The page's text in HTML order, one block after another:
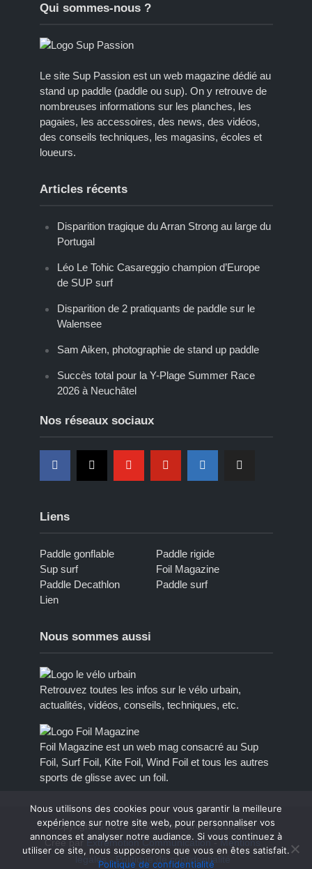
Qui sommes-nous ?
Le site Sup Passion est un web magazine dédié au
stand up paddle (paddle ou sup). On y retrouve de
nombreuses informations sur les planches, les
pagaies, les accessoires, des news, des vidéos,
des conseils techniques, les magasins, écoles et
loueurs.
Articles récents
Disparition tragique du Arran Strong au large du
Portugal
Léo Le Tohic Casareggio champion d’Europe
de SUP surf
Disparition de 2 pratiquants de paddle sur le
Walensee
Sam Aiken, photographie de stand up paddle
Succès total pour la Y-Plage Summer Race
2026 à Neuchâtel
Nos réseaux sociaux
Liens
Paddle gonflable
Paddle rigide
Sup surf
Foil Magazine
Paddle Decathlon
Paddle surf
Lien
Nous sommes aussi
Retrouvez toutes les infos sur le vélo urbain,
actualités, vidéos, conseils, techniques, etc.
Foil Magazine est un web mag consacré au Sup
Foil, Surf Foil, Kite Foil, Wind Foil et tous les autres
sports de glisse avec un foil.
Copyright © 2012 - 2023, tous droits réservés.
Créé par Extremotion Communication-Mentions
légales
-Politique de confidentialité
Nous utilisons des cookies pour vous garantir la meilleure
expérience sur notre site web, pour personnaliser vos
annonces et analyser notre audiance. Si vous continuez à
utiliser ce site, nous supposerons que vous en êtes satisfait.
Politique de confidentialité